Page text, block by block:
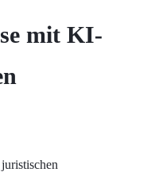
mit KI-